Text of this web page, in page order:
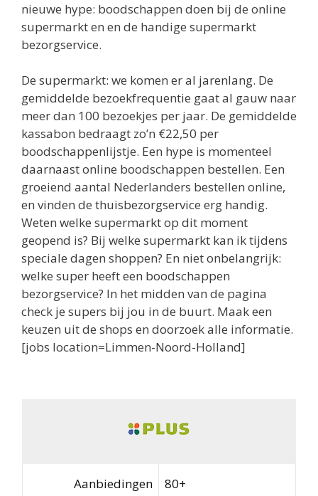
nieuwe hype: boodschappen doen bij de online
supermarkt en en de handige supermarkt
bezorgservice.
De supermarkt: we komen er al jarenlang. De
gemiddelde bezoekfrequentie gaat al gauw naar
meer dan 100 bezoekjes per jaar. De gemiddelde
kassabon bedraagt zo’n €22,50 per
boodschappenlijstje. Een hype is momenteel
daarnaast online boodschappen bestellen. Een
groeiend aantal Nederlanders bestellen online,
en vinden de thuisbezorgservice erg handig.
Weten welke supermarkt op dit moment
geopend is? Bij welke supermarkt kan ik tijdens
speciale dagen shoppen? En niet onbelangrijk:
welke super heeft een boodschappen
bezorgservice? In het midden van de pagina
check je supers bij jou in de buurt. Maak een
keuzen uit de shops en doorzoek alle informatie.
[jobs location=Limmen-Noord-Holland]
Aanbiedingen 80+